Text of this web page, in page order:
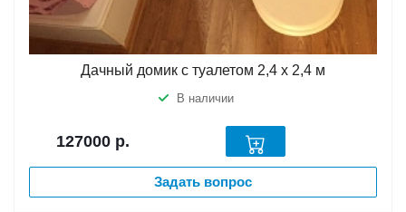
Дачный домик с туалетом 2,4 х 2,4 м
В наличии
127000 р.
Задать вопрос